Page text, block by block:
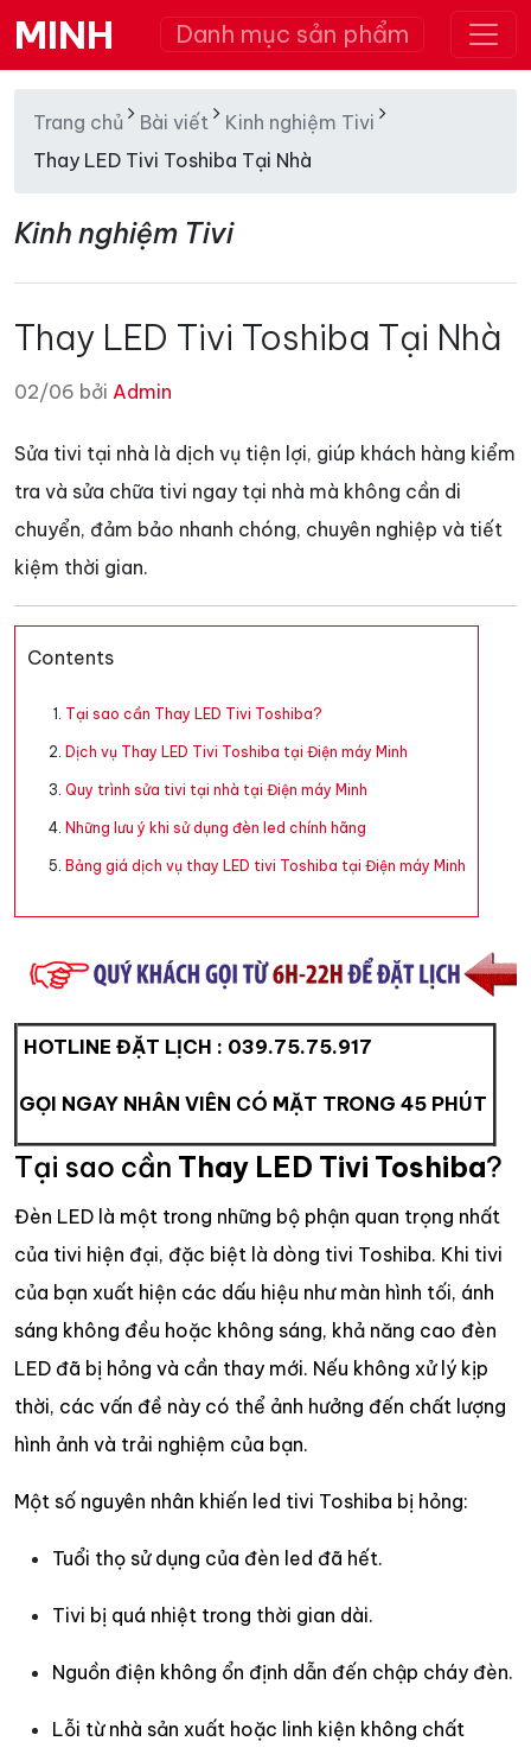
MINH Danh mục sản phẩm
Trang chủ Bài viết
Kinh nghiệm Tivi
Thay LED Tivi Toshiba Tại Nhà
Kinh nghiệm Tivi
Thay LED Tivi Toshiba Tại Nhà
02/06 bởi Admin
Sửa tivi tại nhà là dịch vụ tiện lợi, giúp khách hàng kiểm
tra và sửa chữa tivi ngay tại nhà mà không cần di
chuyển, đảm bảo nhanh chóng, chuyên nghiệp và tiết
kiệm thời gian.
Contents
Tại sao cần Thay LED Tivi Toshiba?
Dịch vụ Thay LED Tivi Toshiba tại Điện máy Minh
Quy trình sửa tivi tại nhà tại Điện máy Minh
Những lưu ý khi sử dụng đèn led chính hãng
Bảng giá dịch vụ thay LED tivi Toshiba tại Điện máy Minh
HOTLINE ĐẶT LỊCH : 039.75.75.917
GỌI NGAY NHÂN VIÊN CÓ MẶT TRONG 45 PHÚT
Tại sao cần Thay LED Tivi Toshiba?
Đèn LED là một trong những bộ phận quan trọng nhất
của tivi hiện đại, đặc biệt là dòng tivi Toshiba. Khi tivi
của bạn xuất hiện các dấu hiệu như màn hình tối, ánh
sáng không đều hoặc không sáng, khả năng cao đèn
LED đã bị hỏng và cần thay mới. Nếu không xử lý kịp
thời, các vấn đề này có thể ảnh hưởng đến chất lượng
hình ảnh và trải nghiệm của bạn.
Một số nguyên nhân khiến led tivi Toshiba bị hỏng:
Tuổi thọ sử dụng của đèn led đã hết.
Tivi bị quá nhiệt trong thời gian dài.
Nguồn điện không ổn định dẫn đến chập cháy đèn.
Lỗi từ nhà sản xuất hoặc linh kiện không chất